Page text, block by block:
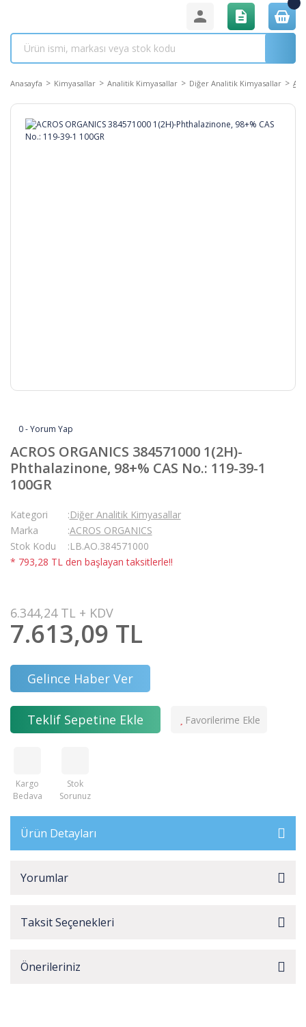
Anasayfa Kimyasallar Analitik Kimyasallar Diğer Analitik Kimyasallar
0 - Yorum Yap
ACROS ORGANICS 384571000 1(2H)-
Phthalazinone, 98+% CAS No.: 119-39-1
100GR
Kategori
Diğer Analitik Kimyasallar
Marka
ACROS ORGANICS
Stok Kodu
LB.AO.384571000
* 793,28 TL den başlayan taksitlerle!!
6.344,24 TL + KDV
7.613,09 TL
Gelince Haber Ver
Teklif Sepetine Ekle
Kargo
Bedava
Stok
Sorunuz
Ürün Detayları
Yorumlar
Taksit Seçenekleri
Önerileriniz